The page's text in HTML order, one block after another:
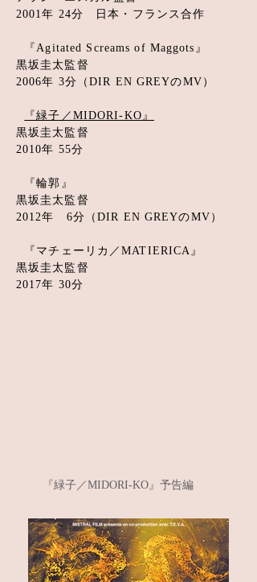
2001年 24分 日本・フランス合作
『Agitated Screams of Maggots』
黒坂圭太監督
2006年 3分（DIR EN GREYのMV）
『緑子／MIDORI-KO』
黒坂圭太監督
2010年 55分
『輪郭』
黒坂圭太監督
2012年 6分（DIR EN GREYのMV）
『マチェーリカ／MATIERICA』
黒坂圭太監督
2017年 30分
『緑子／MIDORI-KO』予告編